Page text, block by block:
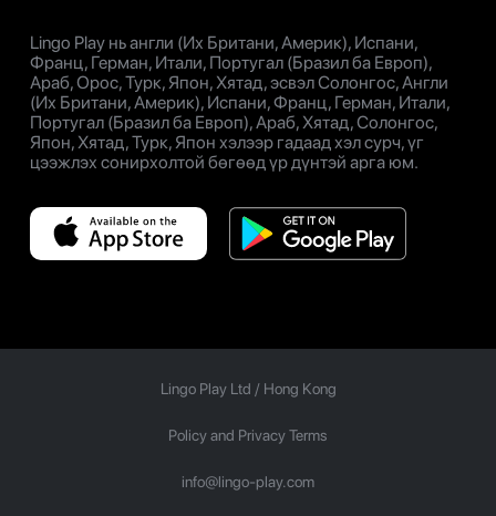
Lingo Play нь англи (Их Британи, Америк), Испани,
Франц, Герман, Итали, Португал (Бразил ба Европ),
Араб, Орос, Турк, Япон, Хятад, эсвэл Солонгос, Англи
(Их Британи, Америк), Испани, Франц, Герман, Итали,
Португал (Бразил ба Европ), Араб, Хятад, Солонгос,
Япон, Хятад, Турк, Япон хэлээр гадаад хэл сурч, үг
цээжлэх сонирхолтой бөгөөд үр дүнтэй арга юм.
Lingo Play Ltd / Hong Kong
Policy and Privacy Terms
info@lingo-play.com